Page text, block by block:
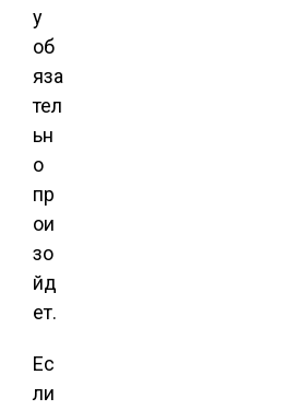
у
об
яза
тел
ьн
о
пр
ои
зо
йд
ет.
Ес
ли